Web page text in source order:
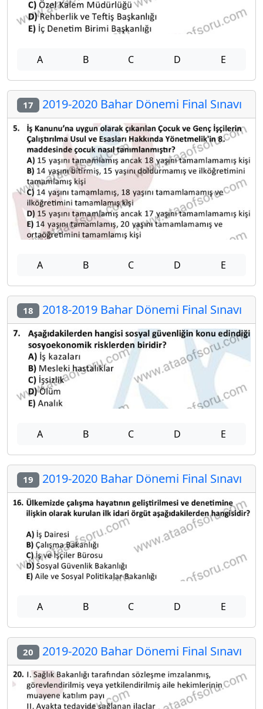
A B C D E
17 2019-2020 Bahar Dönemi Final Sınavı
A B C D E
18 2018-2019 Bahar Dönemi Final Sınavı
A B C D E
19 2019-2020 Bahar Dönemi Final Sınavı
A B C D E
20 2019-2020 Bahar Dönemi Final Sınavı